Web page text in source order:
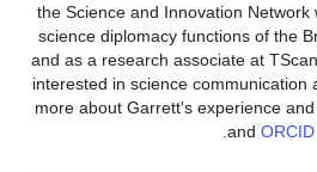
the Science and Innovation
science diplomacy functions of the
and as a research associate at
interested in science communication
more about Garrett's experience
and ORCID